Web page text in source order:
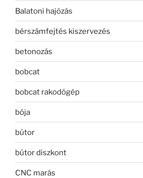
Balatoni hajózás
bérszámfejtés kiszervezés
betonozás
bobcat
bobcat rakodógép
bója
bútor
bútor diszkont
CNC marás